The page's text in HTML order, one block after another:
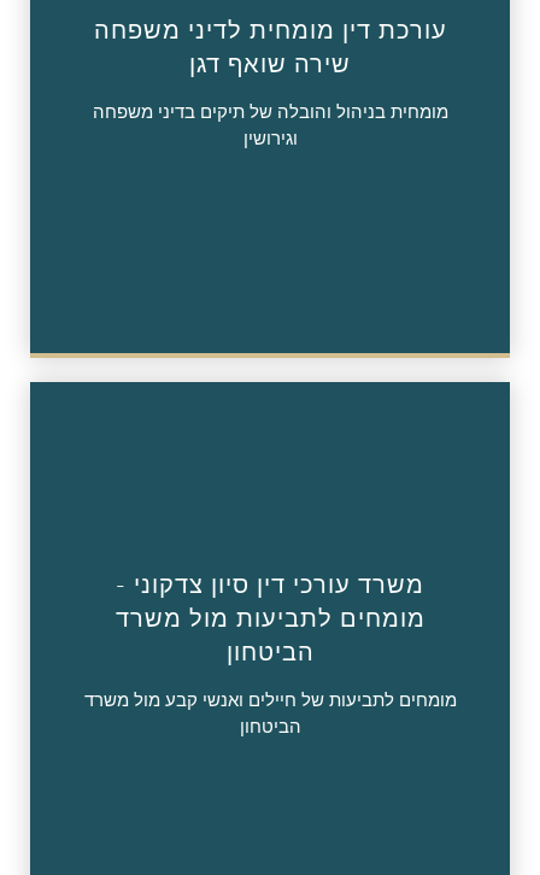
עורכת דין מומחית לדיני משפחה
שירה שואף דגן
מומחית בניהול והובלה של תיקים בדיני משפחה
וגירושין
משרד עורכי דין סיון צדקוני -
מומחים לתביעות מול משרד
הביטחון
מומחים לתביעות של חיילים ואנשי קבע מול משרד
הביטחון